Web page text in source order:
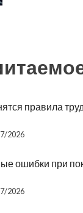
правила
2026
ошибки при
2026